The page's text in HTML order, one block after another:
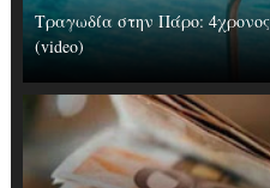
Τραγωδία στην Πάρο: 4χρονος
(video)